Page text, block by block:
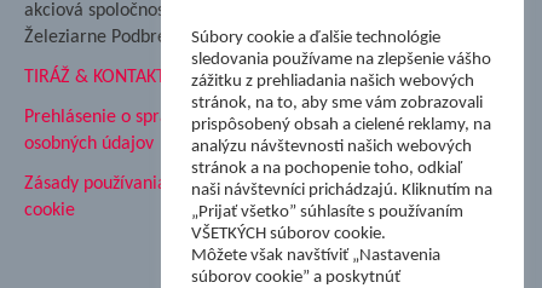
akciová spoločnosť
Železiarne Podbrezová
TIRÁŽ & KONTAKT
Prehlásenie o spracovaní
osobných údajov
Zásady používania súborov
cookie
ŽP Informatika s.r.o.
ŠK Železiarne Podbrezová
Tále a.s.
Súbory cookie a ďalšie technológie
sledovania používame na zlepšenie vášho
zážitku z prehliadania našich webových
stránok, na to, aby sme vám zobrazovali
prispôsobený obsah a cielené reklamy, na
analýzu návštevnosti našich webových
stránok a na pochopenie toho, odkiaľ
naši návštevníci prichádzajú. Kliknutím na
„Prijať všetko” súhlasíte s používaním
VŠETKÝCH súborov cookie.
Môžete však navštíviť „Nastavenia
súborov cookie” a poskytnúť